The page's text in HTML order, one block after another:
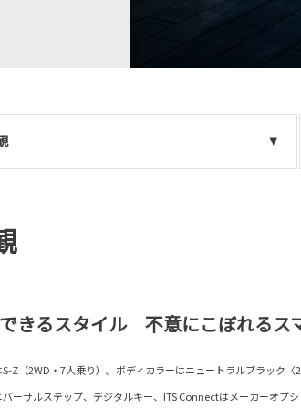
きるスタイル 不意にこぼれるス
Z（2WD・7人乗り）。ボディカラーはニュートラルブラック〈
バーサルステップ、デジタルキー、ITS Connectはメーカーオプ